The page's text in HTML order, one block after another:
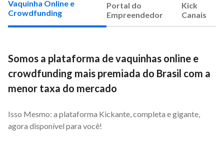
Vaquinha Online e
Crowdfunding
Portal do
Empreendedor
Kick
Canais
Somos a plataforma de vaquinhas online e
crowdfunding mais premiada do Brasil com a
menor taxa do mercado
Isso Mesmo: a plataforma Kickante, completa e gigante,
agora disponível para você!